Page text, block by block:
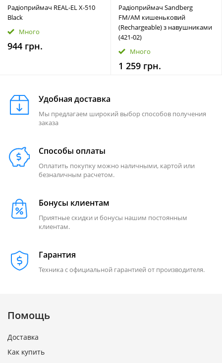
Радіоприймач REAL-EL X-510
Black
Много
944 грн.
Радіоприймач Sandberg
FM/AM кишеньковий
(Rechargeable) з навушниками
(421-02)
Много
1 259 грн.
Удобная доставка
Мы предлагаем широкий выбор способов получения
заказа
Способы оплаты
Оплатить покупку можно наличными, картой или
безналичным расчетом.
Бонусы клиентам
Приятные скидки и бонусы нашим постоянным
клиентам.
Гарантия
Техника с официальной гарантией от производителя.
Помощь
Доставка
Как купить